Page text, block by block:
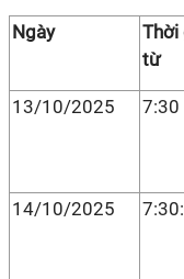
Ngày
Thời
từ
13/10/2025 7:30
14/10/2025